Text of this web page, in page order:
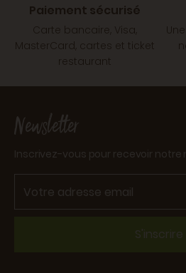
Paiement sécurisé
Carte bancaire, Visa,
MasterCard, cartes et ticket
restaurant
Newsletter
Inscrivez-vous pour recevoir notre
S'inscrire